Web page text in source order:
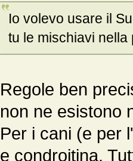
Io volevo usare il
tu le mischiavi
Regole ben
non ne esistono
Per i cani (e per
e condroitina.